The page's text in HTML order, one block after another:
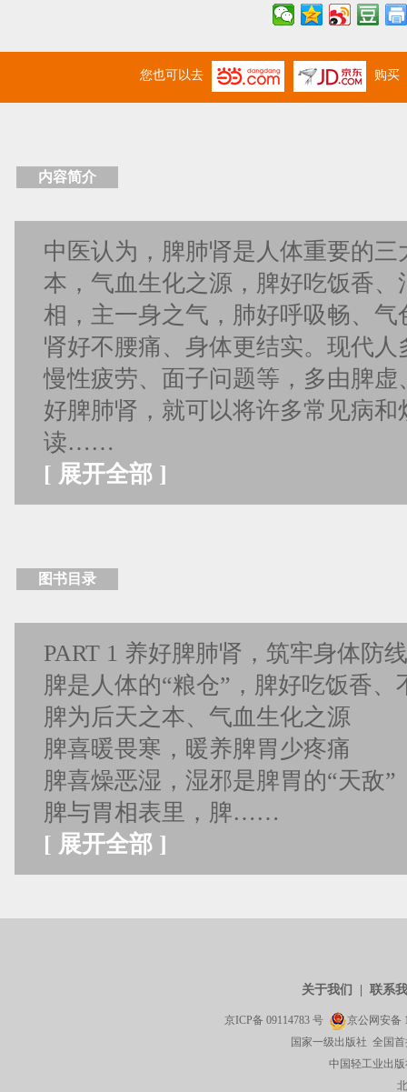
您也可以去 购买
内容简介
中医认为，脾肺肾是人体重要的
本，气血生化之源，脾好吃饭香
相，主一身之气，肺好呼吸畅、
肾好不腰痛、身体更结实。现代
慢性疲劳、面子问题等，多由脾
好脾肺肾，就可以将许多常见病
读……
[ 展开全部 ]
图书目录
PART 1 养好脾肺肾，筑牢身体防
脾是人体的“粮仓”，脾好吃饭香
脾为后天之本、气血生化之源
脾喜暖畏寒，暖养脾胃少疼痛
脾喜燥恶湿，湿邪是脾胃的“天敌”
脾与胃相表里，脾……
[ 展开全部 ]
关于我们 联系
京ICP备 09114783 号 京公网安备
国家一级出版社 全国
中国轻工业出版